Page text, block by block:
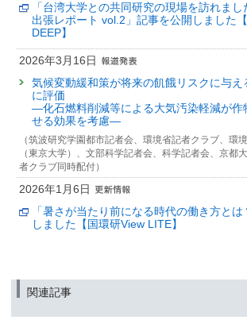
「台湾大学との共同研究の現場を訪れま
出張レポート vol.2」記事を公開しました
DEEP】
2026年3月16日
気候変動緩和策が将来の飢餓リスクに与え
に評価
—化石燃料削減等による大気汚染軽減が作
せる効果を考慮—
（筑波研究学園都市記者会、環境省記者クラブ、環
（東京大学）、文部科学記者会、科学記者会、京都
者クラブ同時配付）
2026年1月6日
「暑さが当たり前になる時代の働き方と
しました【国環研View LITE】
きる二酸化炭素量の予測信頼性を高める
関連記事